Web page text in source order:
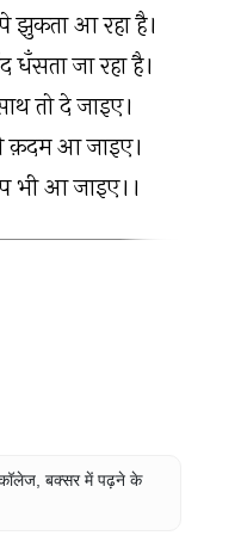
झुकता आ रहा है।
धँसता जा रहा है।
तो दे जाइए।
क़दम आ जाइए।
भी आ जाइए।।
कॉलेज, बक्सर में पढ़ने के